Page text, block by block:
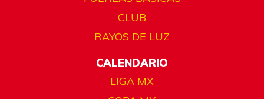
CLUB
RAYOS DE LUZ
CALENDARIO
LIGA MX